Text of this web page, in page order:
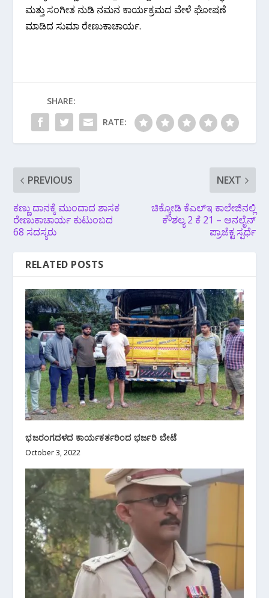
ಮತ್ತು ಸಂಗೀತ ನುಡಿ ನಮನ ಕಾರ್ಯಕ್ರಮದ ವೇಳೆ ಘೋಷಣೆ
ಮಾಡಿದ ಸುಮಾ ರೇಣುಕಾಚಾರ್ಯ.
SHARE:
RATE:
PREVIOUS
ಕಣ್ಣು ದಾನಕ್ಕೆ ಮುಂದಾದ ಶಾಸಕ
ರೇಣುಕಾಚಾರ್ಯ ಕುಟುಂಬದ
68 ಸದಸ್ಯರು
NEXT
ಚಿಕ್ಕೋಡಿ ಕೆಎಲ್‌ಇ ಕಾಲೇಜಿನಲ್ಲಿ
ಕೌಶಲ್ಯ 2 ಕೆ 21 – ಆನಲೈನ್
ಪ್ರಾಜೆಕ್ಟ ಸ್ಪರ್ಧೆ
RELATED POSTS
ಭಜರಂಗದಳದ ಕಾರ್ಯಕರ್ತರಿಂದ ಭರ್ಜರಿ ಬೇಟೆ
October 3, 2022